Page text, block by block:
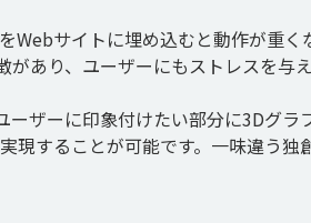
Webサイトに埋め込むと動作が重
あり、ユーザーにもストレスを与
ザーに印象付けたい部分に3Dグラ
現することが可能です。一味違う独